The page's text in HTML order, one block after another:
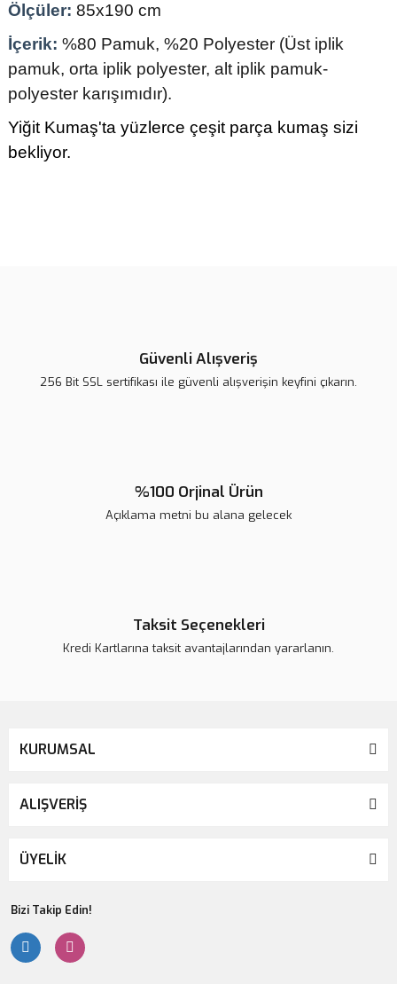
Ölçüler: 85x190 cm
İçerik: %80 Pamuk, %20 Polyester (Üst iplik
pamuk, orta iplik polyester, alt iplik pamuk-
polyester karışımıdır).
Yiğit Kumaş'ta yüzlerce çeşit parça kumaş sizi
bekliyor.
Güvenli Alışveriş
256 Bit SSL sertifikası ile güvenli alışverişin keyfini çıkarın.
%100 Orjinal Ürün
Açıklama metni bu alana gelecek
Taksit Seçenekleri
Kredi Kartlarına taksit avantajlarından yararlanın.
KURUMSAL
ALIŞVERİŞ
ÜYELİK
Bizi Takip Edin!